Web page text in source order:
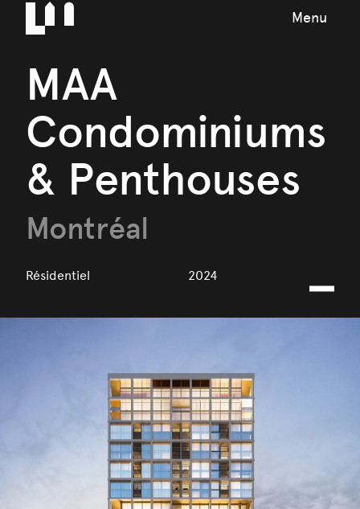
Menu
MAA
Condominiums
& Penthouses
Montréal
Résidentiel 2024